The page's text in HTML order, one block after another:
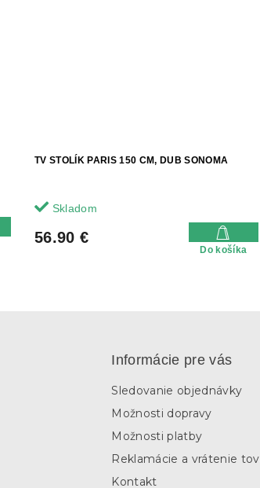
TV STOLÍK PARIS 150 CM, DUB SONOMA
Skladom
56.90 €
Do košíka
Informácie pre vás
Sledovanie objednávky
Možnosti dopravy
Možnosti platby
Reklamácie a vrátenie
Kontakt